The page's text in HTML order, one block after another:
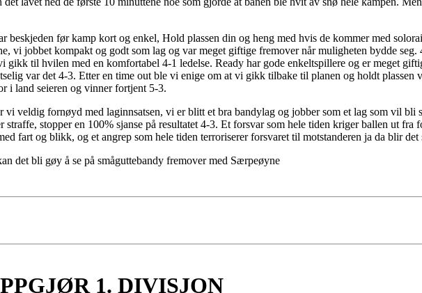
beskjeden før kamp kort og enkel, Hold plassen din og heng med hvis de kommer med
vi jobbet kompakt og godt som lag og var meget giftige fremover når muligheten bydde
gikk til hvilen med en komfortabel 4-1 ledelse. Ready har gode enkeltspillere og er meget
var det 4-3. Etter en time out ble vi enige om at vi gikk tilbake til planen og holdt plassen
i land seieren og vinner fortjent 5-3.
vi veldig fornøyd med laginnsatsen, vi er blitt et bra bandylag og jobber som et lag som vil bli
straffe, stopper en 100% sjanse på resultatet 4-3. Et forsvar som hele tiden kriger ballen ut fra
fart og blikk, og et angrep som hele tiden terroriserer forsvaret til motstanderen ja da blir det
det bli gøy å se på småguttebandy fremover med Særpeøyne
1. DIVISJON